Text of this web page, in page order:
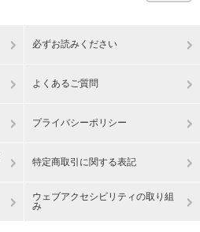
必ずお読みください
よくあるご質問
プライバシーポリシー
特定商取引に関する表記
ウェブアクセシビリティの取り組
み